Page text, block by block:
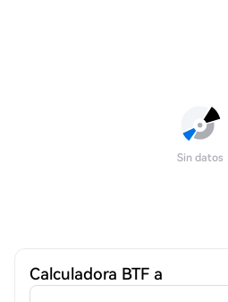
Sin datos
Calculadora BTF a